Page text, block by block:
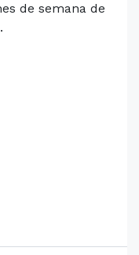
de semana de